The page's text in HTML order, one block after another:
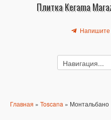
Плитка Kerama
Напишите
Главная » Toscana » Монтальбано